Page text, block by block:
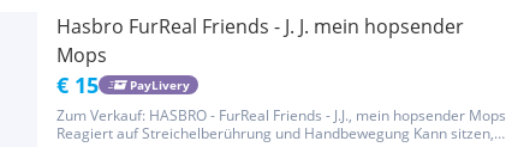
Hasbro FurReal Friends - J. J. mein hopsender
Mops
€ 15 PayLivery
Zum Verkauf: HASBRO - FurReal Friends - J.J., mein hopsender Mops
Reagiert auf Streichelberührung und Handbewegung Kann sitzen,